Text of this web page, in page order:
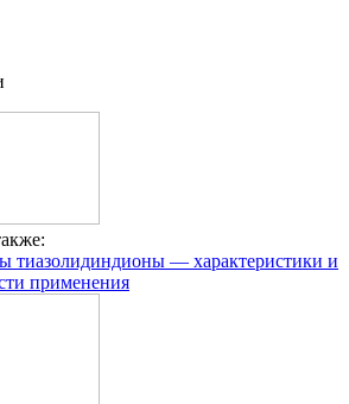
тиазолидиндионы — характеристики и
применения